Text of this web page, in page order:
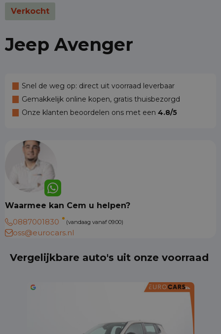
Verkocht
Jeep Avenger
Snel de weg op: direct uit voorraad leverbaar
Gemakkelijk online kopen, gratis thuisbezorgd
Onze klanten beoordelen ons met een 4.8/5
Waarmee kan Cem u helpen?
0887001830
(vandaag vanaf 09:00)
oss@eurocars.nl
Vergelijkbare auto's uit onze voorraad